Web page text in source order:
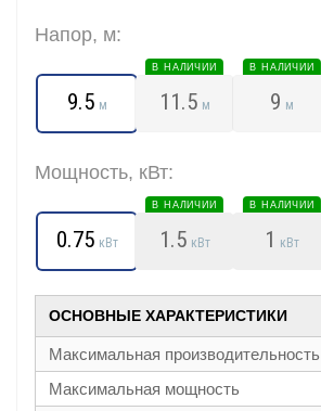
Напор, м:
9.5 м 11.5
В НАЛИЧИИ
м 9
В НАЛИЧИИ
м
Мощность, кВт:
0.75 кВт 1.5
В НАЛИЧИИ
кВт 1
В НАЛИЧИИ
кВт
ОСНОВНЫЕ ХАРАКТЕРИСТИКИ
Максимальная производительность
Максимальная мощность